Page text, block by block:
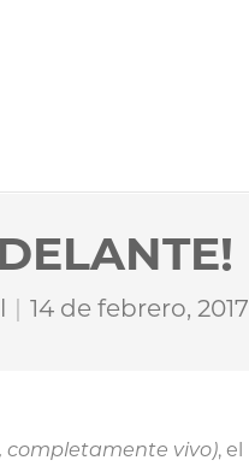
14 de febrero, 2017
completamente vivo), el